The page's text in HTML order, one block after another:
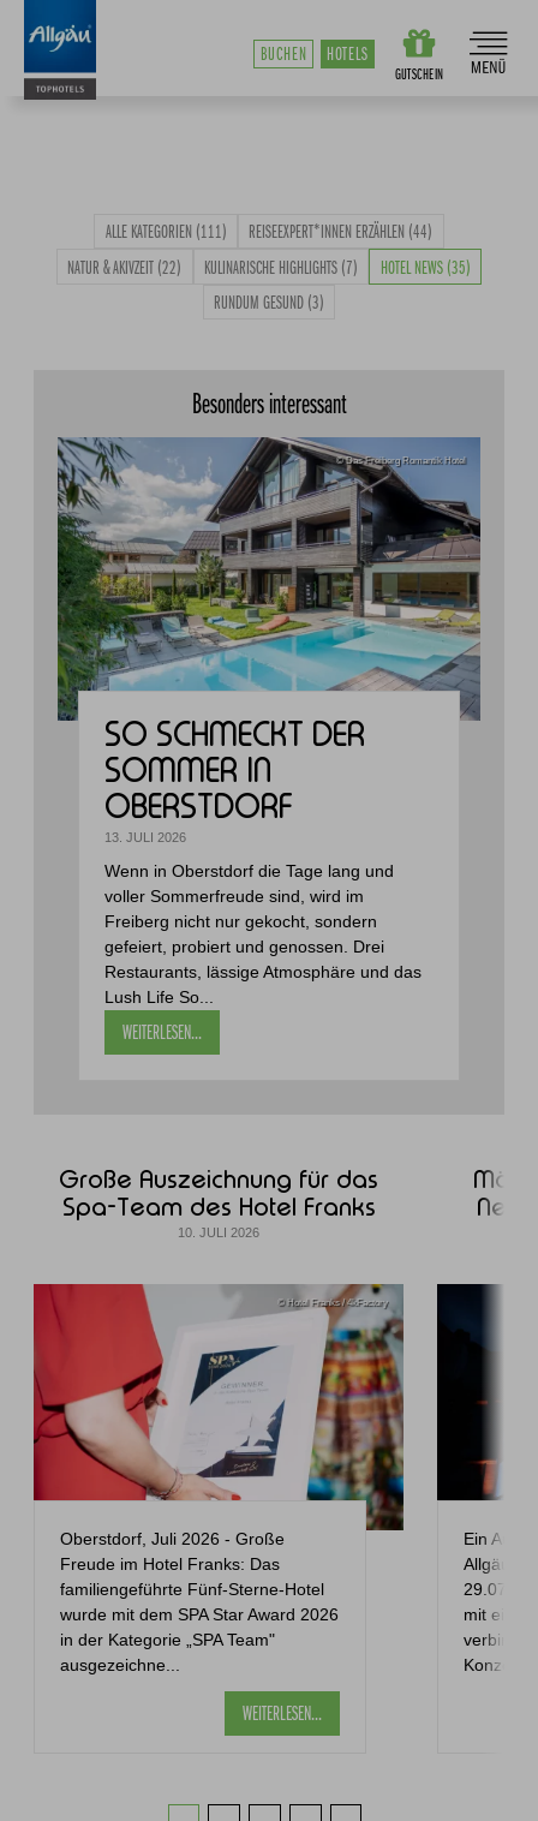
BUCHEN HOTELS
ALLE KATEGORIEN (111) REISEEXPERT*INNEN ERZÄHLEN (44)
NATUR & AKIVZEIT (22) KULINARISCHE HIGHLIGHTS(7) HOTEL NEWS(35)
RUNDUM GESUND(3)
Besonders interessant
© Das Freiberg Romantik Hotel
SO SCHMECKT DER
SOMMER IN
OBERSTDORF
13. JULI 2026
Wenn in Oberstdorf die Tage lang und
voller Sommerfreude sind, wird im
Freiberg nicht nur gekocht, sondern
gefeiert, probiert und genossen. Drei
Restaurants, lässige Atmosphäre und das
Lush Life So...
WEITERLESEN...
Große Auszeichnung für das
Spa-Team des Hotel Franks
10. JULI 2026
© Hotel Franks / 4kFactory
Oberstdorf, Juli 2026 - Große
Freude im Hotel Franks: Das
familiengeführte Fünf-Sterne-Hotel
wurde mit dem SPA Star Award 2026
in der Kategorie „SPA Team"
ausgezeichne...
WEITERLESEN...
Ein
mit